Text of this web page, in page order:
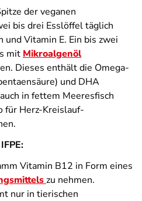
der veganen
bis drei Esslöffel täglich
Vitamin E. Ein bis zwei
mit Mikroalgenöl
Dieses enthält die Omega-
und DHA
in fettem Meeresfisch
für Herz-Kreislauf-
Vitamin B12 in Form eines
zu nehmen.
nur in tierischen